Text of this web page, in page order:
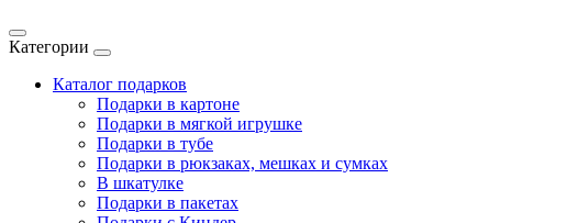
Категории
Каталог подарков
Подарки в картоне
Подарки в мягкой игрушке
Подарки в тубе
Подарки в рюкзаках, мешках и сумках
В шкатулке
Подарки в пакетах